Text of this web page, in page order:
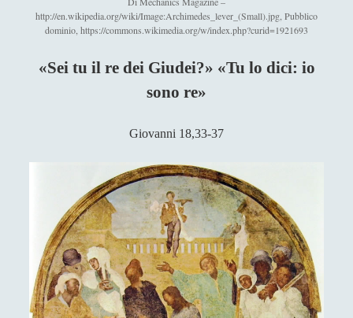
Filosofia(799)
▼ Saggi (72)
Considerazioni su scienza e mistero di Dio
Contro certi ismi…
Dio e gli alieni
Emblematico DXV Dantesco -
Interpretazioni sul Veltro di Dante
Fede, scienza e carità
http://en.wikipedia.org/wiki/Image:Archimedes_lever_(Small).jpg, Pubblico
dominio, https://commons.wikimedia.org/w/index.php?curid=1921693
«Sei tu il re dei Giudei?» «Tu lo dici: io
sono re»
Giovanni 18,33-37